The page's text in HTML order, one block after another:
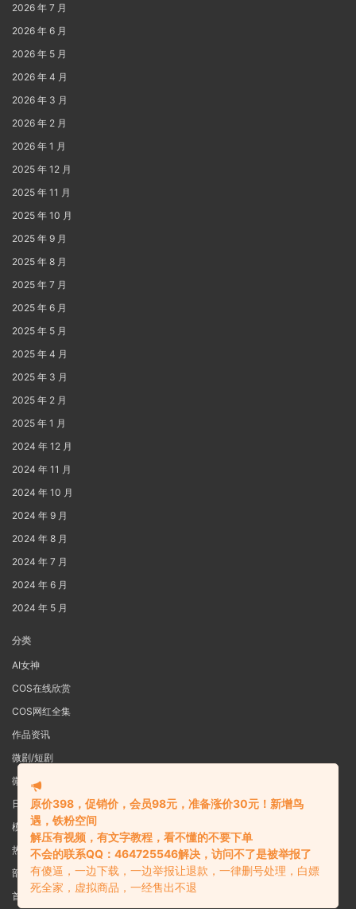
2026 年 7 月
2026 年 6 月
2026 年 5 月
2026 年 4 月
2026 年 3 月
2026 年 2 月
2026 年 1 月
2025 年 12 月
2025 年 11 月
2025 年 10 月
2025 年 9 月
2025 年 8 月
2025 年 7 月
2025 年 6 月
2025 年 5 月
2025 年 4 月
2025 年 3 月
2025 年 2 月
2025 年 1 月
2024 年 12 月
2024 年 11 月
2024 年 10 月
2024 年 9 月
2024 年 8 月
2024 年 7 月
2024 年 6 月
2024 年 5 月
分类
AI女神
COS在线欣赏
COS网红全集
作品资讯
微剧/短剧
微密圈
日系写真
模特女神
热舞视频
部分预览图
首页
原价398，促销价，会员98元，准备涨价30元！新增鸟
遇，铁粉空间
解压有视频，有文字教程，看不懂的不要下单
不会的联系QQ：464725546解决，访问不了是被举报了
有傻逼，一边下载，一边举报让退款，一律删号处理，白嫖
死全家，虚拟商品，一经售出不退